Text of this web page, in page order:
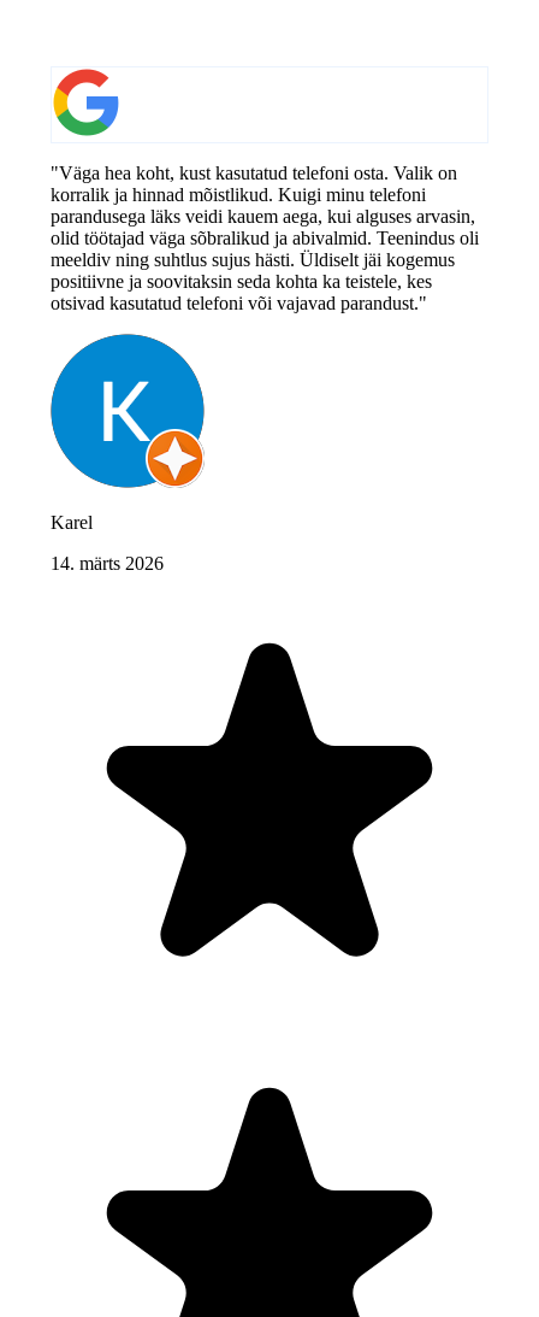
"Väga hea koht, kust kasutatud telefoni osta. Valik on
korralik ja hinnad mõistlikud. Kuigi minu telefoni
parandusega läks veidi kauem aega, kui alguses arvasin,
olid töötajad väga sõbralikud ja abivalmid. Teenindus oli
meeldiv ning suhtlus sujus hästi. Üldiselt jäi kogemus
positiivne ja soovitaksin seda kohta ka teistele, kes
otsivad kasutatud telefoni või vajavad parandust."
Karel
14. märts 2026